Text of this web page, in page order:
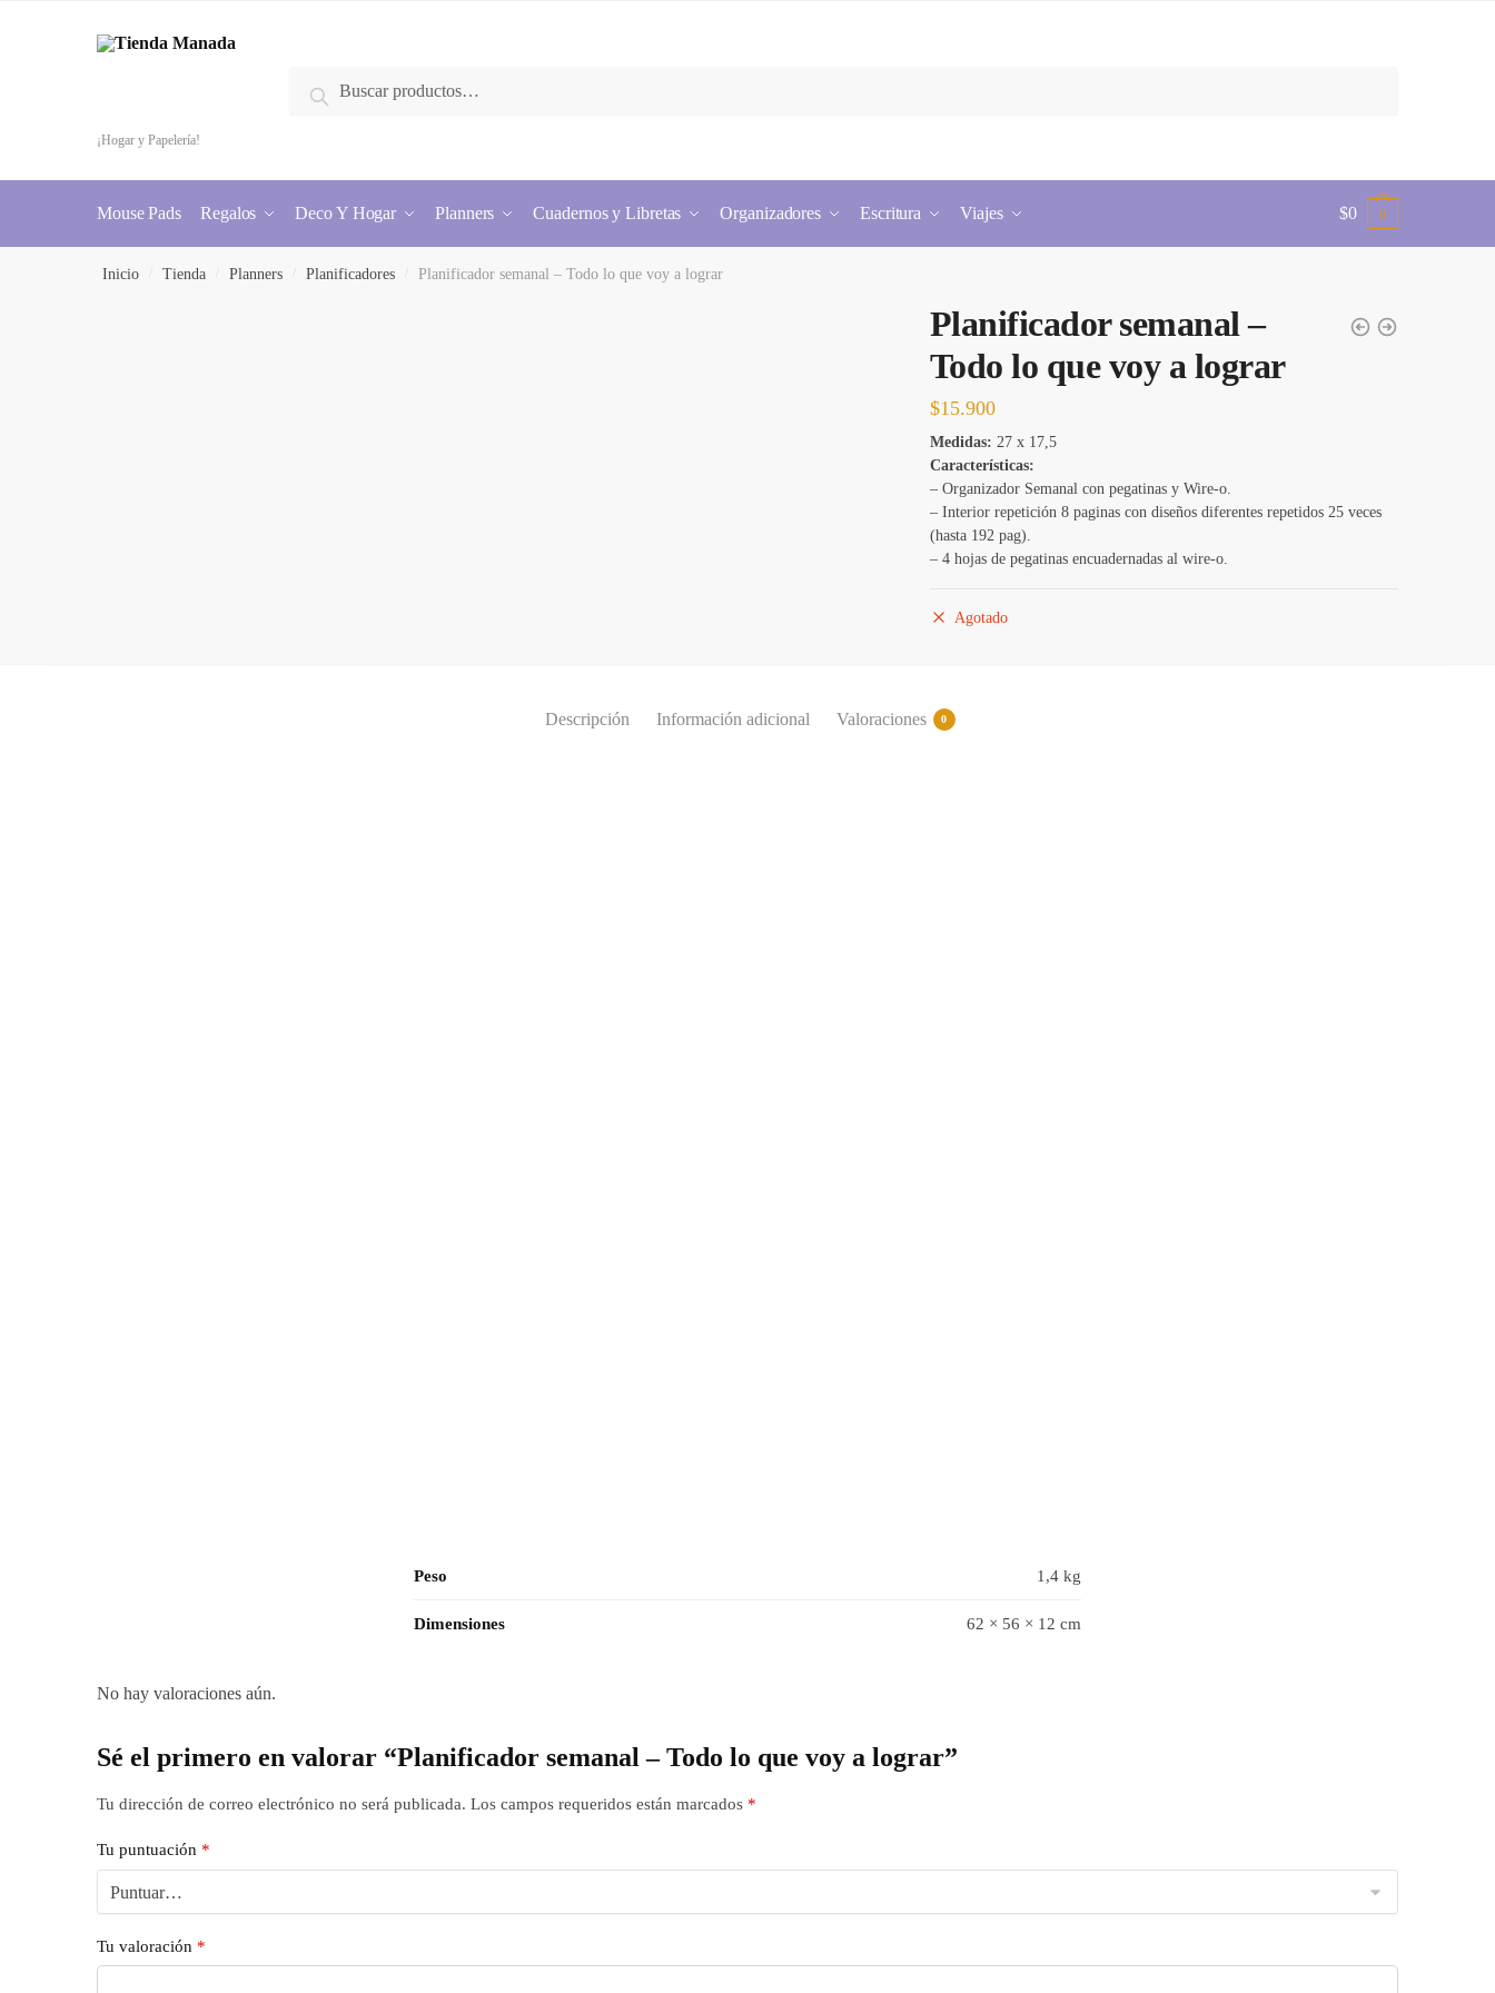
¡Hogar y Papelería!
Buscar
Mouse Pads Regalos Deco Y Hogar Planners Cuadernos y Libretas Organizadores Escritura Viajes $0 0
Inicio Tienda Planners Planificadores Planificador semanal – Todo lo que voy a lograr
Planificador semanal –
Todo lo que voy a lograr
$15.900
Medidas: 27 x 17,5
Características:
– Organizador Semanal con pegatinas y Wire-o.
– Interior repetición 8 paginas con diseños diferentes repetidos 25 veces
(hasta 192 pag).
– 4 hojas de pegatinas encuadernadas al wire-o.
Agotado
Descripción Información adicional Valoraciones 0
Peso 1,4 kg
Dimensiones 62 × 56 × 12 cm
No hay valoraciones aún.
Sé el primero en valorar “Planificador semanal – Todo lo que voy a lograr”
Tu dirección de correo electrónico no será publicada. Los campos requeridos están marcados *
Tu puntuación *
Tu valoración *